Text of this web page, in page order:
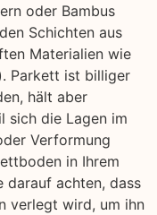
oder Bambus
Schichten aus
Materialien wie
Parkett ist billiger
hält aber
sich die Lagen im
Verformung
in Ihrem
darauf achten, dass
verlegt wird, um ihn